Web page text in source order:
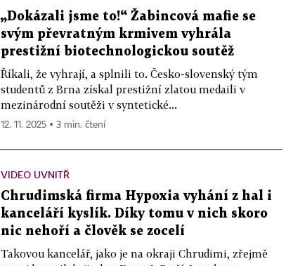
„Dokázali jsme to!“ Žabincová mafie se
svým převratným krmivem vyhrála
prestižní biotechnologickou soutěž
Říkali, že vyhrají, a splnili to. Česko-slovenský tým
studentů z Brna získal prestižní zlatou medaili v
mezinárodní soutěži v syntetické...
12. 11. 2025 ▪ 3 min. čtení
VIDEO UVNITŘ
Chrudimská firma Hypoxia vyhání z hal i
kanceláří kyslík. Díky tomu v nich skoro
nic nehoří a člověk se zocelí
Takovou kancelář, jako je na okraji Chrudimi, zřejmě